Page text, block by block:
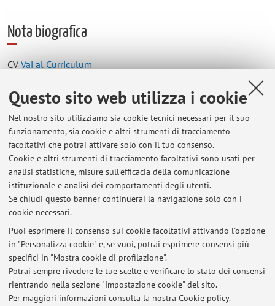
Questo sito web utilizza i cookie
Nel nostro sito utilizziamo sia cookie tecnici necessari per il suo
funzionamento, sia cookie e altri strumenti di tracciamento
facoltativi che potrai attivare solo con il tuo consenso.
Cookie e altri strumenti di tracciamento facoltativi sono usati per
analisi statistiche, misure sull'efficacia della comunicazione
istituzionale e analisi dei comportamenti degli utenti.
Se chiudi questo banner continuerai la navigazione solo con i
cookie necessari.
Puoi esprimere il consenso sui cookie facoltativi attivando l'opzione
in "Personalizza cookie" e, se vuoi, potrai esprimere consensi più
specifici in "Mostra cookie di profilazione".
Potrai sempre rivedere le tue scelte e verificare lo stato dei consensi
rientrando nella sezione "Impostazione cookie" del sito.
Per maggiori informazioni consulta la nostra Cookie policy.
Nota biografica
CV Vai al Curriculum
Contatti
E-mail: giacomo.santoni3@unibo.it
Dipartimento di Fisica e Astronomia "Augusto Righi"
Viale Berti Pichat 6/2, Bologna -
Vai alla mappa
Ultimi avvisi
Al momento non sono presenti avvisi.